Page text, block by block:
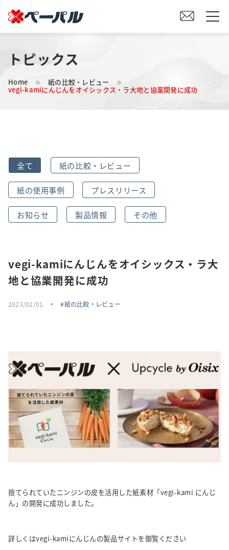
HOME
初めての方へ
会社案内
事業内容
トピックス
お問い合わせ・エントリー
トピックス
Home 紙の比較・レビュー
vegi-kamiにんじんをオイシックス・ラ大地と協業開発に成功
全て 紙の比較・レビュー
紙の使用事例 プレスリリース
お知らせ 製品情報 その他
vegi-kamiにんじんをオイシックス・ラ大
地と協業開発に成功
2023/02/01 ・ 紙の比較・レビュー
捨てられていたニンジンの皮を活用した紙素材「vegi-kami にんじ
ん」の開発に成功しました。
詳しくはvegi-kamiにんじんの製品サイトを御覧ください